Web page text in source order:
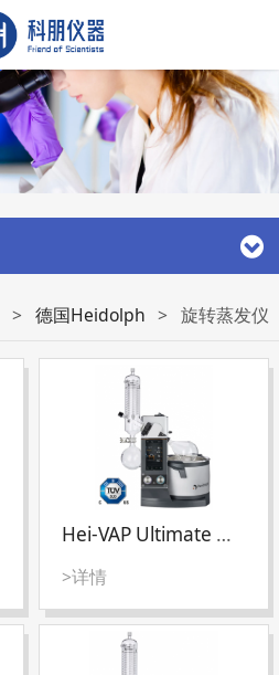
> 德国Heidolph > 旋转蒸发仪
Hei-VAP Ultimate 台式旋转蒸发仪
>详情